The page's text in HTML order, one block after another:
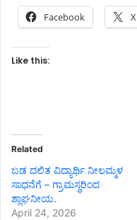
Facebook X
Like this:
Related
ಬಡ ದಲಿತ ವಿದ್ಯಾರ್ಥಿ ನೀಲಮ್ಮಳ
ಸಾಧನೆಗೆ – ಗ್ರಾಮಸ್ಥರಿಂದ
ಶ್ಲಾಘನೀಯ.
April 24, 2026